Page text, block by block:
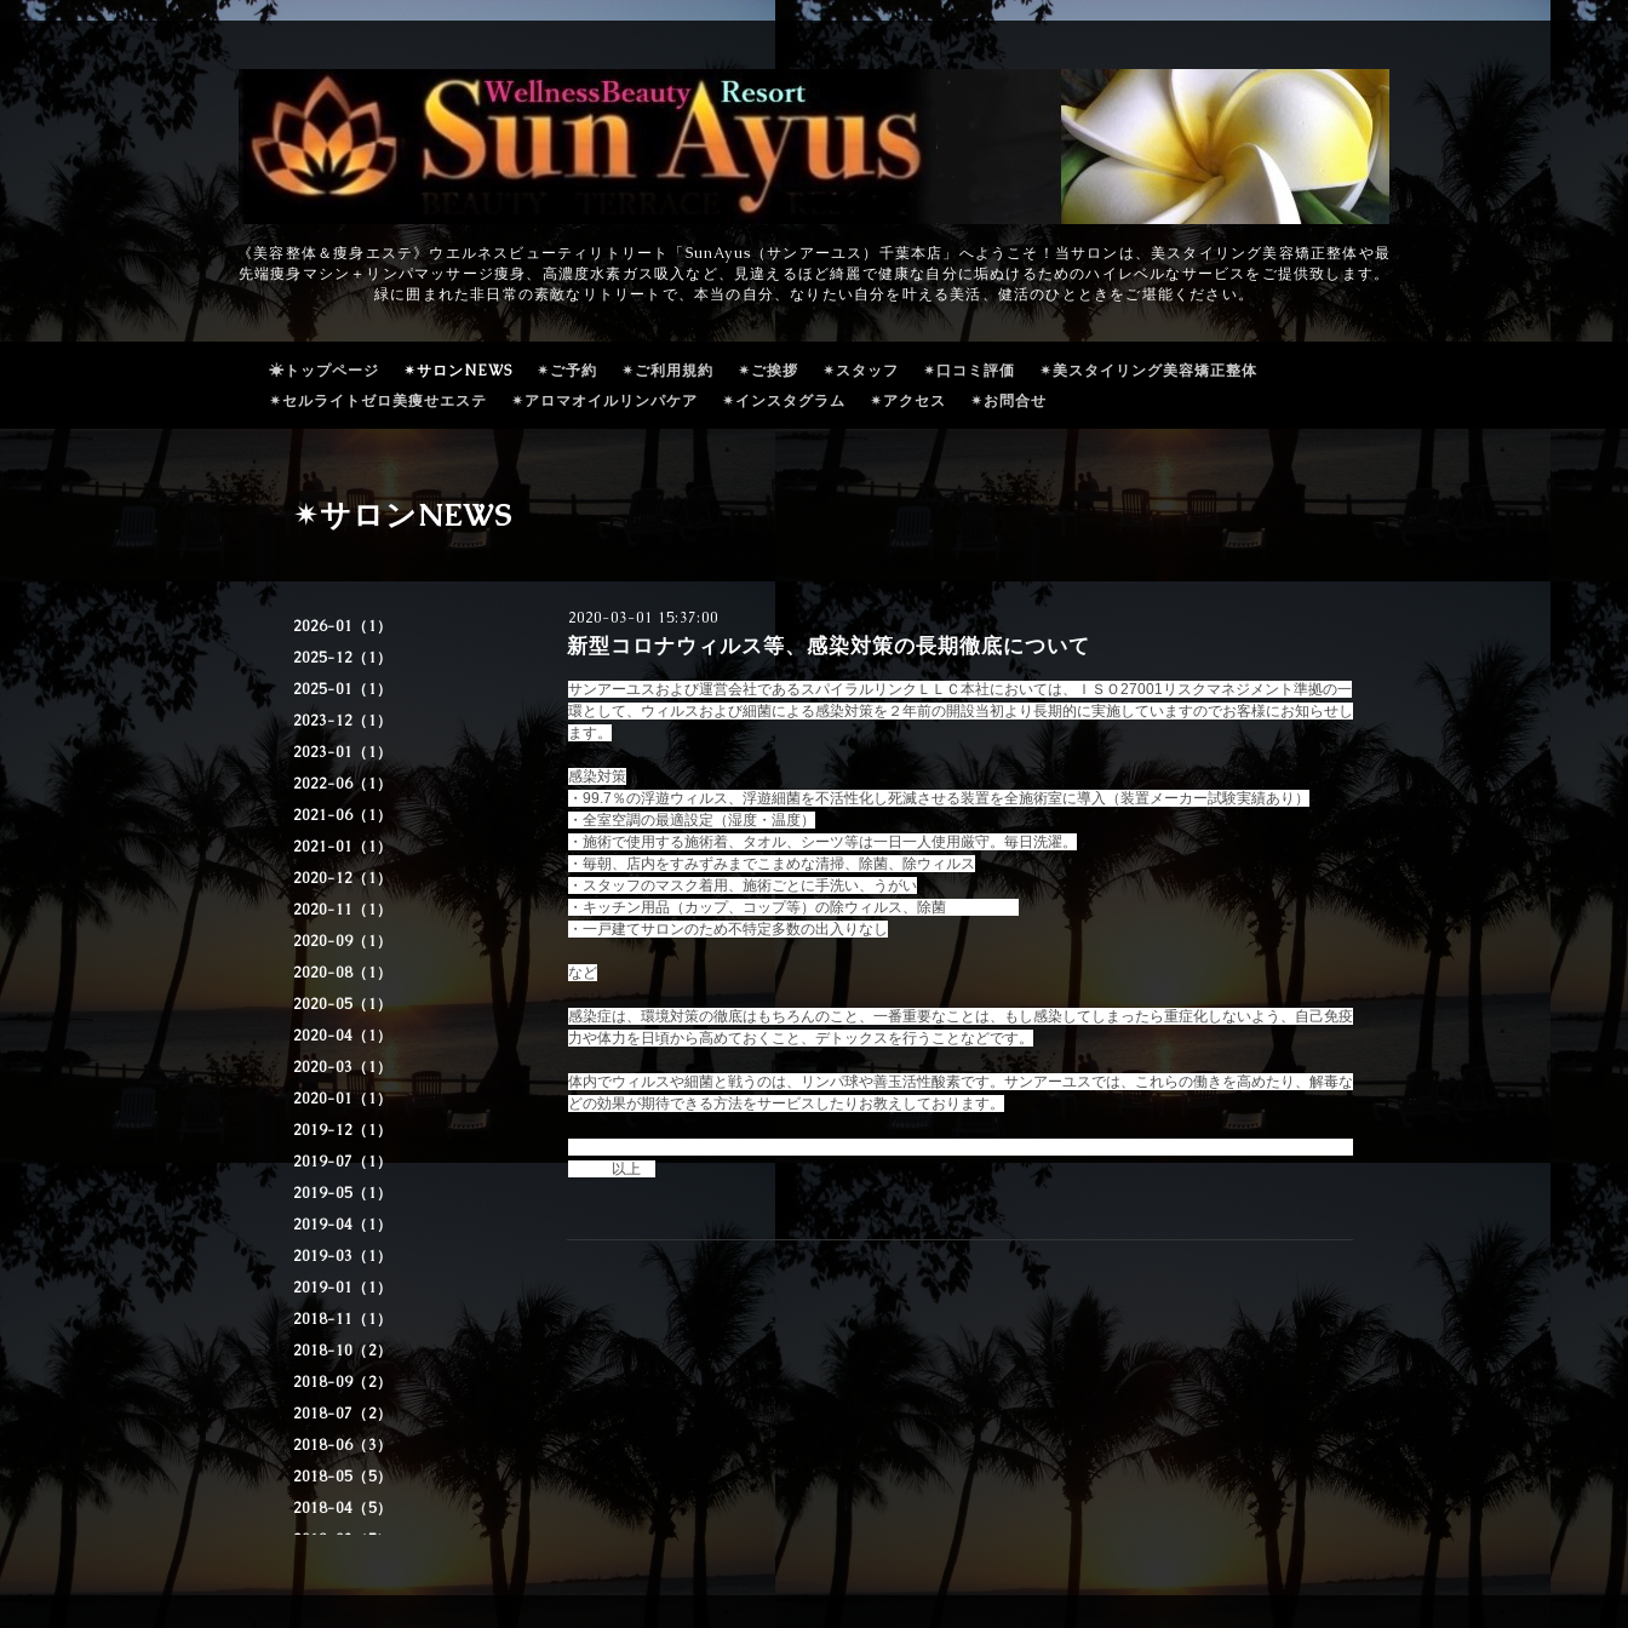
《美容整体＆痩身エステ》ウエルネスビューティリトリート「SunAyus（サンアーユス）千葉本店」へようこそ！当サロンは、美スタイリング美容矯正整体や最
先端痩身マシン＋リンパマッサージ痩身、高濃度水素ガス吸入など、見違えるほど綺麗で健康な自分に垢ぬけるためのハイレベルなサービスをご提供致します。
緑に囲まれた非日常の素敵なリトリートで、本当の自分、なりたい自分を叶える美活、健活のひとときをご堪能ください。
☀トップページ ✴サロンNEWS ✴ご予約 ✴ご利用規約 ✴ご挨拶 ✴スタッフ ✴口コミ評価
✴美スタイリング美容矯正整体
✴セルライトゼロ美痩せエステ
✴アロマオイルリンパケア ✴インスタグラム ✴アクセス ✴お問合せ
2026-01（1）
2025-12（1）
2025-01（1）
2023-12（1）
2023-01（1）
2022-06（1）
2021-06（1）
2021-01（1）
2020-12（1）
2020-11（1）
2020-09（1）
2020-08（1）
2020-05（1）
2020-04（1）
2020-03（1）
2020-01（1）
2019-12（1）
2019-07（1）
2019-05（1）
2019-04（1）
2019-03（1）
2019-01（1）
2018-11（1）
2018-10（2）
2018-09（2）
2018-07（2）
2018-06（3）
2018-05（5）
2018-04（5）
2018-03（5）
✴サロンNEWS
2020-03-01 15:37:00
新型コロナウィルス等、感染対策の長期徹底について
サンアーユスおよび運営会社であるスパイラルリンクＬＬＣ本社においては、ＩＳＯ27001リスクマネジメント準拠の一
環として、ウィルスおよび細菌による感染対策を２年前の開設当初より長期的に実施していますのでお客様にお知らせし
ます。
感染対策
・99.7％の浮遊ウィルス、浮遊細菌を不活性化し死滅させる装置を全施術室に導入（装置メーカー試験実績あり）
・全室空調の最適設定（湿度・温度）
・施術で使用する施術着、タオル、シーツ等は一日一人使用厳守。毎日洗濯。
・毎朝、店内をすみずみまでこまめな清掃、除菌、除ウィルス
・スタッフのマスク着用、施術ごとに手洗い、うがい
・キッチン用品（カップ、コップ等）の除ウィルス、除菌
・一戸建てサロンのため不特定多数の出入りなし
など
感染症は、環境対策の徹底はもちろんのこと、一番重要なことは、もし感染してしまったら重症化しないよう、自己免疫
力や体力を日頃から高めておくこと、デトックスを行うことなどです。
体内でウィルスや細菌と戦うのは、リンパ球や善玉活性酸素です。サンアーユスでは、これらの働きを高めたり、解毒な
どの効果が期待できる方法をサービスしたりお教えしております。
以上